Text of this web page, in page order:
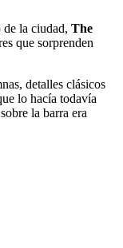
la ciudad, The
que sorprenden
detalles clásicos
lo hacía todavía
la barra era